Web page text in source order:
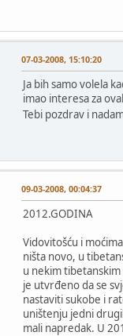
07-03-2008, 15:10:20
Ja bih samo volela
imao interesa za
Tebi pozdrav i
09-03-2008, 00:04:37
2012.GODINA
Vidovitošću i
ništa novo, u
u nekim
je utvrđeno da se
nastaviti sukobe i
uništenju jedni
mali napredak. U